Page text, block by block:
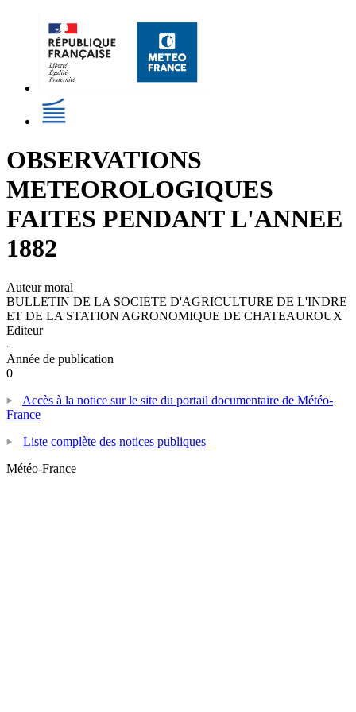
OBSERVATIONS
METEOROLOGIQUES
FAITES PENDANT L'ANNEE
1882
Auteur moral
BULLETIN DE LA SOCIETE D'AGRICULTURE DE L'INDRE
ET DE LA STATION AGRONOMIQUE DE CHATEAUROUX
Editeur
-
Année de publication
0
Accès à la notice sur le site du portail documentaire de Météo-
France
Liste complète des notices publiques
Météo-France